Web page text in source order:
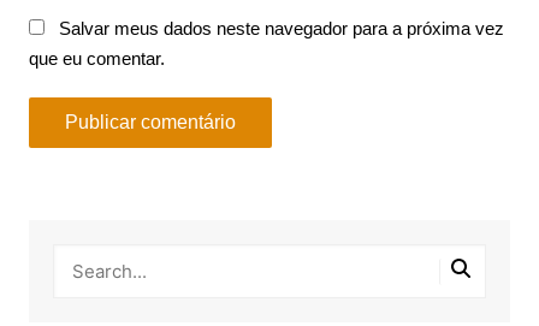
Salvar meus dados neste navegador para a próxima vez
que eu comentar.